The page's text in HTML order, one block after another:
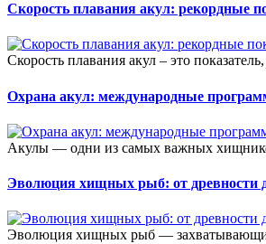
Скорость плавания акул: рекордные
Скорость плавания акул – это
Охрана акул: международные
Акулы — одни из самых важных
Эволюция хищных рыб: от древности
Эволюция хищных рыб —